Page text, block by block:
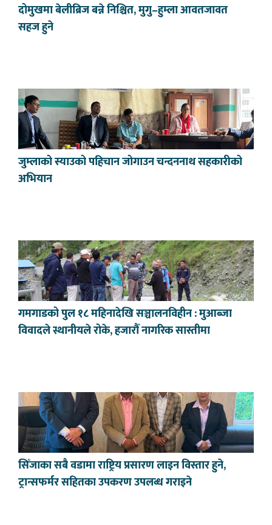
दोमुखमा बेलीब्रिज बन्ने निश्चित, मुगु–हुम्ला आवतजावत
सहज हुने
जुम्लाको स्याउको पहिचान जोगाउन चन्दननाथ सहकारीको
अभियान
गमगाडको पुल १८ महिनादेखि सञ्चालनविहीन : मुआब्जा
विवादले स्थानीयले रोके, हजारौँ नागरिक सास्तीमा
सिँजाका सबै वडामा राष्ट्रिय प्रसारण लाइन विस्तार हुने,
ट्रान्सफर्मर सहितका उपकरण उपलब्ध गराइने